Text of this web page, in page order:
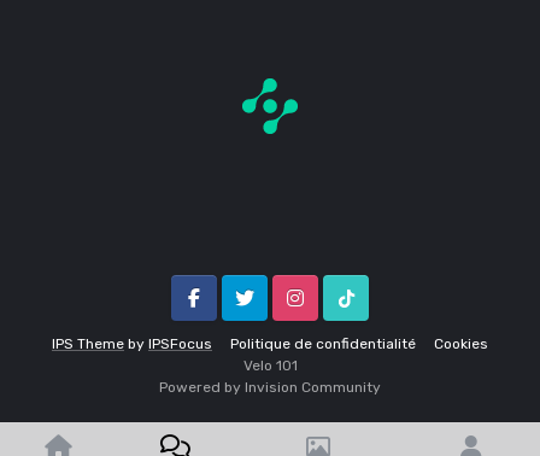
IPS Theme by IPSFocus Politique de confidentialité Cookies
FacebookTwitter InstagramTik Tok
Velo 1O1
Powered by Invision Community